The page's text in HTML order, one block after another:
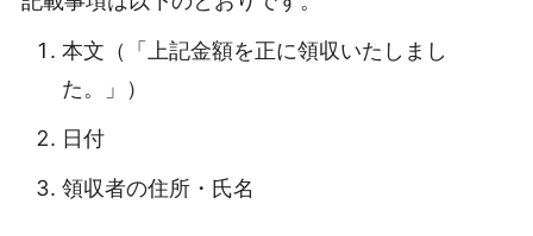
本文（「上記金額を正に領収いたしまし
た。」）
日付
領収者の住所・氏名